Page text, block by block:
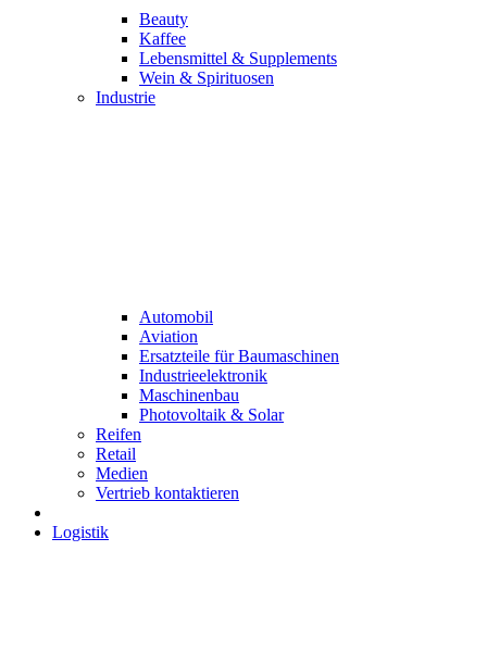
Beauty
Kaffee
Lebensmittel & Supplements
Wein & Spirituosen
Industrie
Automobil
Aviation
Ersatzteile für Baumaschinen
Industrieelektronik
Maschinenbau
Photovoltaik & Solar
Reifen
Retail
Medien
Vertrieb kontaktieren
Logistik